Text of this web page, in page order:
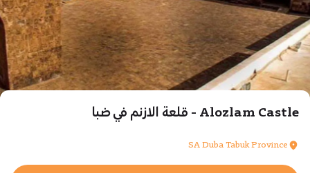
Alozlam Castle - قلعة الازنم في ضبا
SA Duba Tabuk Province